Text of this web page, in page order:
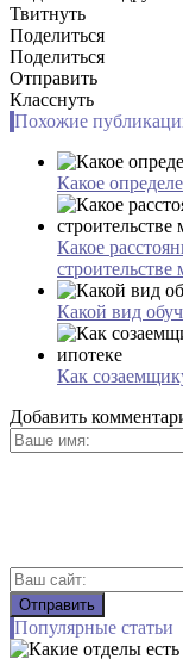
Твитнуть
Поделиться
Поделиться
Отправить
Класснуть
Похожие
Какое
Какое
Какой вид
Как
Добавить
Популярные статьи